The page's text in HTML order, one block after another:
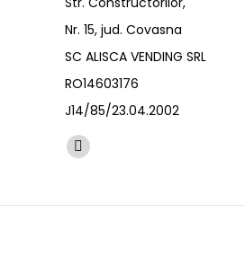
Nr. 15, jud. Covasna
SC ALISCA VENDING SRL
RO14603176
J14/85/23.04.2002
Find us on:
Facebook
opens